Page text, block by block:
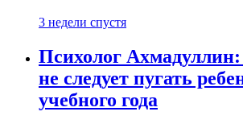
3 недели спустя
Психолог
не следует пугать
учебного года